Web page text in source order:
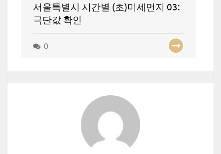
서울특별시 시간별 (초)미세먼지 03:
극단값 확인
0